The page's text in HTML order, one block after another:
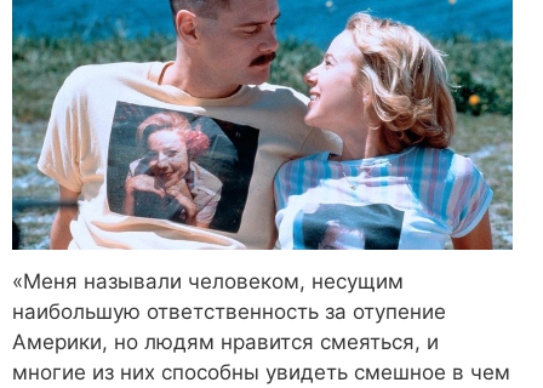
«Меня называли человеком, несущим
наибольшую ответственность за отупение
Америки, но людям нравится смеяться, и
многие из них способны увидеть смешное в чем